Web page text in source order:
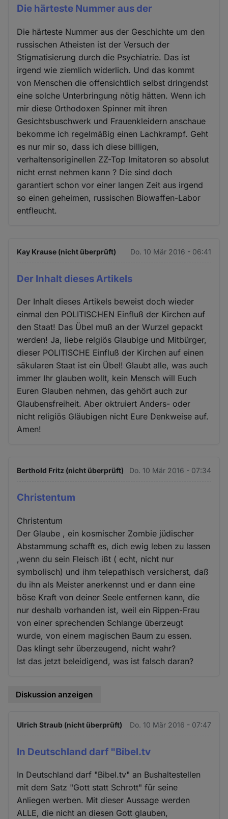
Die härteste Nummer aus der
Die härteste Nummer aus der Geschichte um den
russischen Atheisten ist der Versuch der
Stigmatisierung durch die Psychiatrie. Das ist
irgend wie ziemlich widerlich. Und das kommt
von Menschen die offensichtlich selbst dringendst
eine solche Unterbringung nötig hätten. Wenn ich
mir diese Orthodoxen Spinner mit ihren
Gesichtsbuschwerk und Frauenkleidern anschaue
bekomme ich regelmäßig einen Lachkrampf. Geht
es nur mir so, dass ich diese billigen,
verhaltensoriginellen ZZ-Top Imitatoren so absolut
nicht ernst nehmen kann ? Die sind doch
garantiert schon vor einer langen Zeit aus irgend
so einen geheimen, russischen Biowaffen-Labor
entfleucht.
Kay Krause (nicht überprüft) Do. 10 Mär 2016 - 06:41
Der Inhalt dieses Artikels
Der Inhalt dieses Artikels beweist doch wieder
einmal den POLITISCHEN Einfluß der Kirchen auf
den Staat! Das Übel muß an der Wurzel gepackt
werden! Ja, liebe relgiös Glaubige und Mitbürger,
dieser POLITISCHE Einfluß der Kirchen auf einen
säkularen Staat ist ein Übel! Glaubt alle, was auch
immer Ihr glauben wollt, kein Mensch will Euch
Euren Glauben nehmen, das gehört auch zur
Glaubensfreiheit. Aber oktruiert Anders- oder
nicht religiös Gläubigen nicht Eure Denkweise auf.
Amen!
Berthold Fritz (nicht überprüft) Do. 10 Mär 2016 - 07:34
Christentum
Christentum
Der Glaube , ein kosmischer Zombie jüdischer
Abstammung schafft es, dich ewig leben zu lassen
,wenn du sein Fleisch ißt ( echt, nicht nur
symbolisch) und ihm telepathisch versicherst, daß
du ihn als Meister anerkennst und er dann eine
böse Kraft von deiner Seele entfernen kann, die
nur deshalb vorhanden ist, weil ein Rippen-Frau
von einer sprechenden Schlange überzeugt
wurde, von einem magischen Baum zu essen.
Das klingt sehr überzeugend, nicht wahr?
Ist das jetzt beleidigend, was ist falsch daran?
Diskussion anzeigen
Ulrich Straub (nicht überprüft) Do. 10 Mär 2016 - 07:47
In Deutschland darf "Bibel.tv
In Deutschland darf "Bibel.tv" an Bushaltestellen
mit dem Satz "Gott statt Schrott" für seine
Anliegen werben. Mit dieser Aussage werden
ALLE, die nicht an diesen Gott glauben,